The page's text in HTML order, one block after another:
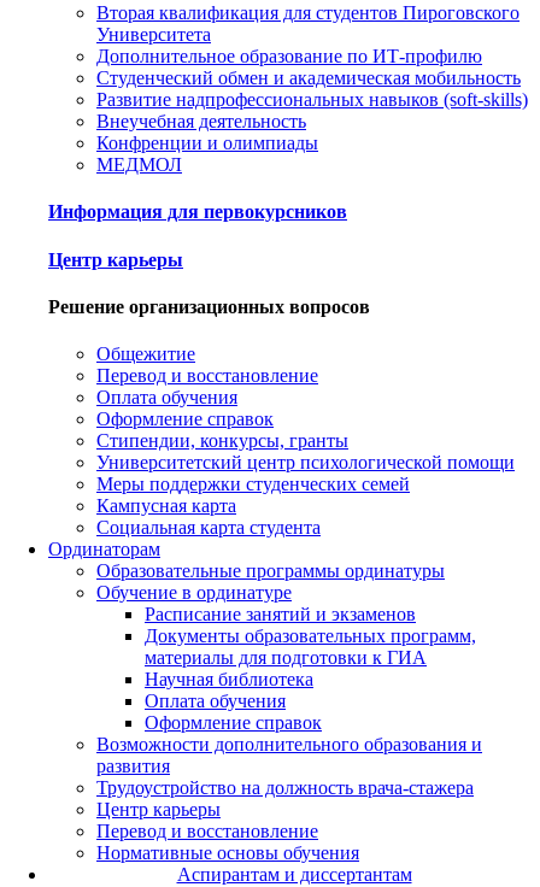
Вторая квалификация для студентов Пироговского
Университета
Дополнительное образование по ИТ-профилю
Студенческий обмен и академическая мобильность
Развитие надпрофессиональных навыков (soft-skills)
Внеучебная деятельность
Конфренции и олимпиады
МЕДМОЛ
Информация для первокурсников
Центр карьеры
Решение организационных вопросов
Общежитие
Перевод и восстановление
Оплата обучения
Оформление справок
Стипендии, конкурсы, гранты
Университетский центр психологической помощи
Меры поддержки студенческих семей
Кампусная карта
Социальная карта студента
Ординаторам
Образовательные программы ординатуры
Обучение в ординатуре
Расписание занятий и экзаменов
Документы образовательных программ,
материалы для подготовки к ГИА
Научная библиотека
Оплата обучения
Оформление справок
Возможности дополнительного образования и
развития
Трудоустройство на должность врача-стажера
Центр карьеры
Перевод и восстановление
Нормативные основы обучения
Аспирантам и диссертантам